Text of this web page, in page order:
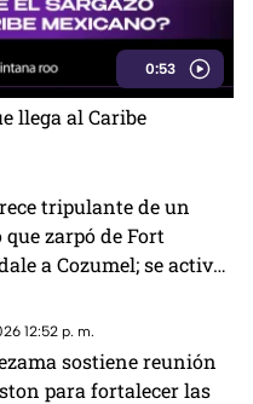
0:53
llega al Caribe
tripulante de un
zarpó de Fort
a Cozumel; se activó
12:52 p. m.
sostiene reunión
para fortalecer las